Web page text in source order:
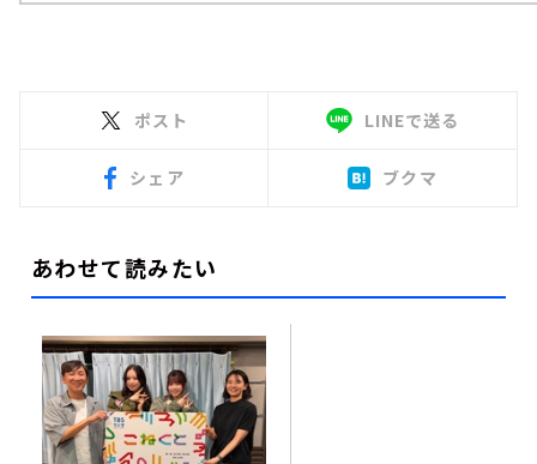
ポスト LINEで送る
シェア ブクマ
あわせて読みたい